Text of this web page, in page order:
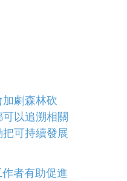
劇森林砍
以追溯相關
可持續發展
者有助促進